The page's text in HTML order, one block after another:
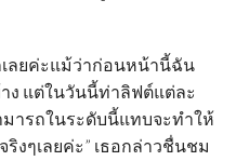
เลยค่ะแม้ว่าก่อนหน้านี้ฉัน
ง แต่ในวันนี้ท่าลิฟต์แต่ละ
ารถในระดับนี้แทบจะทำให้
งๆเลยค่ะ” เธอกล่าวชื่นชม